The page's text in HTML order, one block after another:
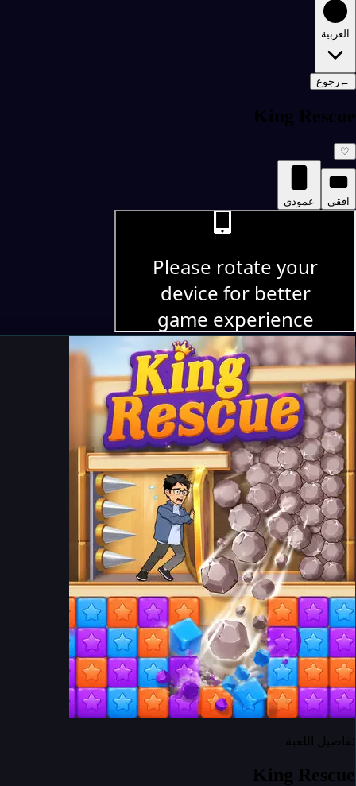
العربية
←رجوع
King Rescue
♡
افقي عمودي
تفاصيل اللعبة
King Rescue